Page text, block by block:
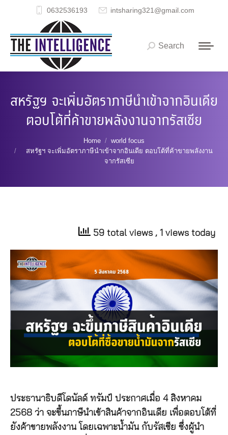
0632536193 intsharing321@gmail.com
Search:
Search
สหรัฐฯ จะเพิ่มอัตราภาษีนำเข้าจากอินเดีย
ตอบโต้ที่ค้าขายพลังงานจากรัสเซีย
Home
world focus
สหรัฐฯ จะเพิ่มอัตราภาษีนำเข้าจากอินเดีย ตอบโต้ที่ค้าขายพลังงาน
จากรัสเซีย
59 total views , 1 views today
ประธานาธิบดีโดนัลด์ ทรัมป์ ประกาศเมื่อ 4 สิงหาคม
2568 ว่า จะขึ้นภาษีนำเข้าสินค้าจากอินเดีย เพื่อตอบโต้ที่
ยังค้าขายพลังงาน โดยเฉพาะน้ำมัน กับรัสเซีย ซึ่งผู้นำ